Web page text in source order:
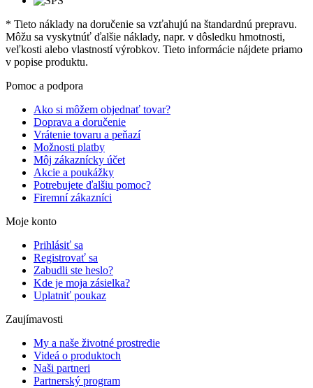
* Tieto náklady na doručenie sa vzťahujú na štandardnú prepravu.
Môžu sa vyskytnúť ďalšie náklady, napr. v dôsledku hmotnosti,
veľkosti alebo vlastností výrobkov. Tieto informácie nájdete priamo
v popise produktu.
Pomoc a podpora
Ako si môžem objednať tovar?
Doprava a doručenie
Vrátenie tovaru a peňazí
Možnosti platby
Môj zákaznícky účet
Akcie a poukážky
Potrebujete ďalšiu pomoc?
Firemní zákazníci
Moje konto
Prihlásiť sa
Registrovať sa
Zabudli ste heslo?
Kde je moja zásielka?
Uplatniť poukaz
Zaujímavosti
My a naše životné prostredie
Videá o produktoch
Naši partneri
Partnerský program